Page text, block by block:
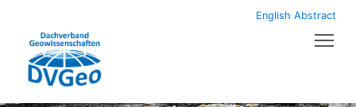
English Abstract